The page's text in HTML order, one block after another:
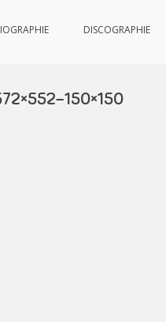
DISCOGRAPHIE
150×150